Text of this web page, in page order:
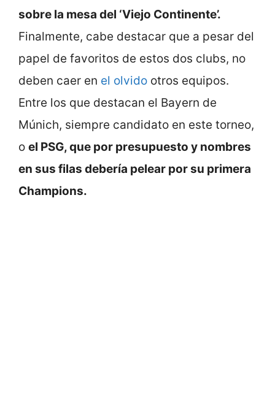
sobre la mesa del ‘Viejo Continente’.
Finalmente, cabe destacar que a pesar del
papel de favoritos de estos dos clubs, no
deben caer en el olvido otros equipos.
Entre los que destacan el Bayern de
Múnich, siempre candidato en este torneo,
o el PSG, que por presupuesto y nombres
en sus filas debería pelear por su primera
Champions.